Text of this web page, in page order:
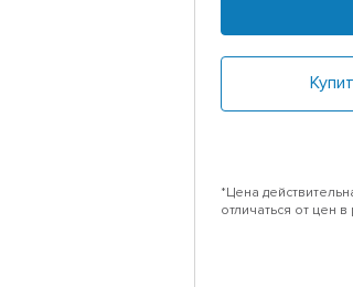
*Цена
отличаться от цен